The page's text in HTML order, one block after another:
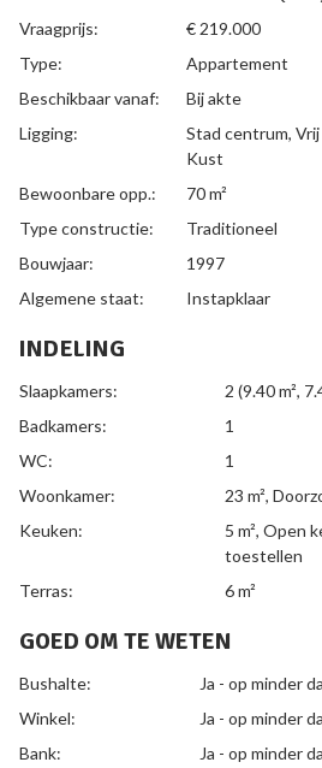
Vraagprijs:
€ 219.000
Type:
Appartement
Beschikbaar vanaf:
Bij akte
Ligging:
Stad centrum,
Kust
Bewoonbare opp.:
70 m²
Type constructie:
Traditioneel
Bouwjaar:
1997
Algemene staat:
Instapklaar
INDELING
Slaapkamers: 2 (9.40 m²,
Badkamers:
1
WC:
1
Woonkamer:
23 m²,
Keuken:
5 m², Open
toestellen
Terras:
6 m²
GOED OM TE WETEN
Bushalte:
Ja - op minder
Winkel:
Ja - op minder
Bank:
Ja - op minder